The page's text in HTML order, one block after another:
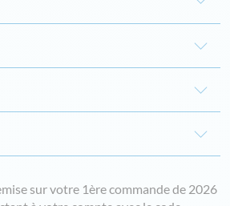
sur votre 1ère commande de 2026